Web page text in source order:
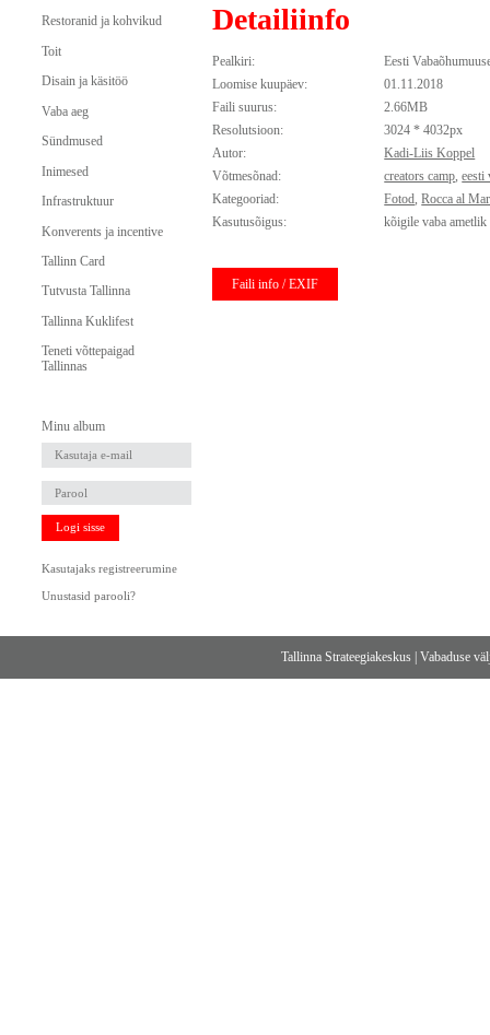
Restoranid ja kohvikud
Toit
Disain ja käsitöö
Vaba aeg
Sündmused
Inimesed
Infrastruktuur
Konverents ja incentive
Tallinn Card
Tutvusta Tallinna
Tallinna Kuklifest
Teneti võttepaigad
Tallinnas
Minu album
Logi sisse
Kasutajaks registreerumine
Unustasid parooli?
Detailiinfo
Pealkiri:
Eesti
Loomise kuupäev:
01.11.2018
Faili suurus:
2.66MB
Resolutsioon:
3024 * 4032px
Autor:
Kadi-Liis Koppel
Võtmesõnad:
creators camp,eesti
Kategooriad:
Fotod,Rocca al
Kasutusõigus:
kõigile vaba
Faili info / EXIF
Tallinna Strateegiakeskus |Vabaduse